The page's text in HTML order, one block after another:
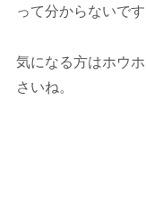
って分からないです
気になる方はホウ
さいね。